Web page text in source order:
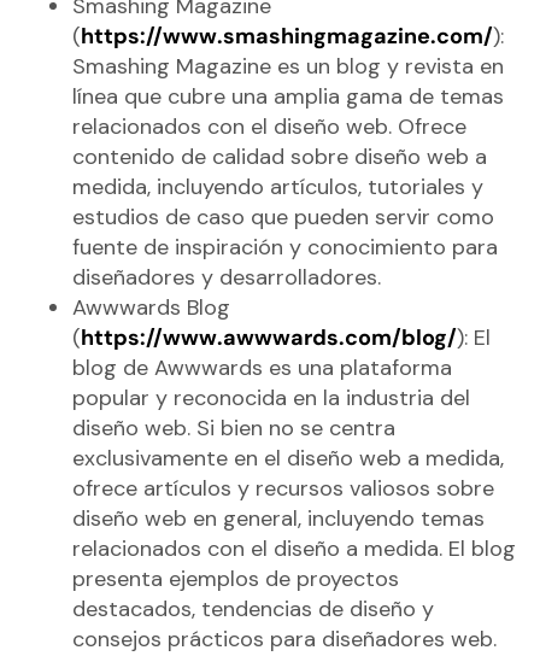
Smashing Magazine
(https://www.smashingmagazine.com/):
Smashing Magazine es un blog y revista en
línea que cubre una amplia gama de temas
relacionados con el diseño web. Ofrece
contenido de calidad sobre diseño web a
medida, incluyendo artículos, tutoriales y
estudios de caso que pueden servir como
fuente de inspiración y conocimiento para
diseñadores y desarrolladores.
Awwwards Blog
(https://www.awwwards.com/blog/): El
blog de Awwwards es una plataforma
popular y reconocida en la industria del
diseño web. Si bien no se centra
exclusivamente en el diseño web a medida,
ofrece artículos y recursos valiosos sobre
diseño web en general, incluyendo temas
relacionados con el diseño a medida. El blog
presenta ejemplos de proyectos
destacados, tendencias de diseño y
consejos prácticos para diseñadores web.